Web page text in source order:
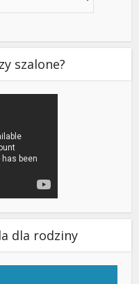
szalone?
dla rodziny